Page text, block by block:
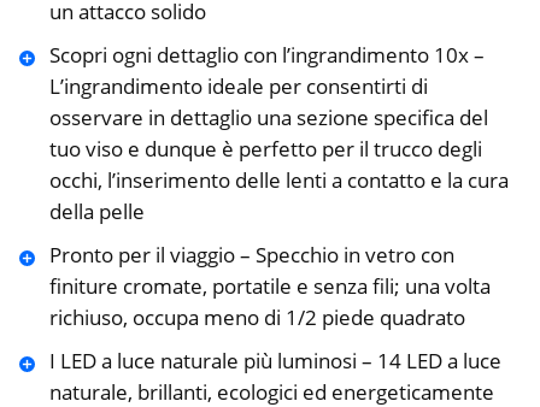
un attacco solido
Scopri ogni dettaglio con l’ingrandimento 10x –
L’ingrandimento ideale per consentirti di
osservare in dettaglio una sezione specifica del
tuo viso e dunque è perfetto per il trucco degli
occhi, l’inserimento delle lenti a contatto e la cura
della pelle
Pronto per il viaggio – Specchio in vetro con
finiture cromate, portatile e senza fili; una volta
richiuso, occupa meno di 1/2 piede quadrato
I LED a luce naturale più luminosi – 14 LED a luce
naturale, brillanti, ecologici ed energeticamente